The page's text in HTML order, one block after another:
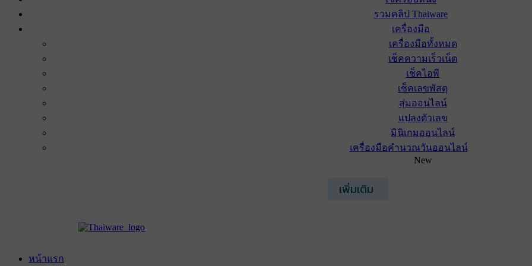
รวมคลิป Thaiware
เครื่องมือ
เครื่องมือทั้งหมด
เช็คความเร็วเน็ต
เช็คไอพี
เช็คเลขพัสดุ
สุ่มออนไลน์
แปลงตัวเลข
มินิเกมออนไลน์
เครื่องมือคำนวณวันออนไลน์
New
เพิ่มเติม
หน้าแรก